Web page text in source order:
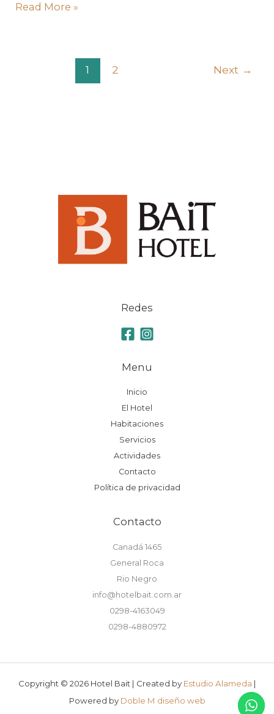
Read More »
1 2 Next →
Redes
Menu
Inicio
El Hotel
Habitaciones
Servicios
Actividades
Contacto
Política de privacidad
Contacto
Canadá 1465
General Roca
Rio Negro
info@hotelbait.com.ar
0298-4163049
0298-4880972
Copyright © 2026 Hotel Bait | Created by Estudio Alameda |
Powered by Doble M diseño web